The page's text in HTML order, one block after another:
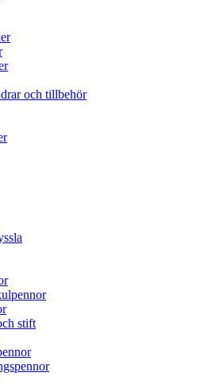
och tillbehör
stift